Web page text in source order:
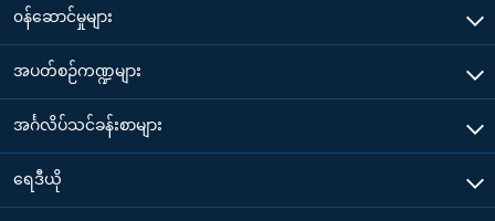
၀န်ဆောင်မှုများ
အပတ်စဉ်ကဏ္ဍများ
အင်္ဂလိပ်သင်ခန်းစာများ
ရေဒီယို